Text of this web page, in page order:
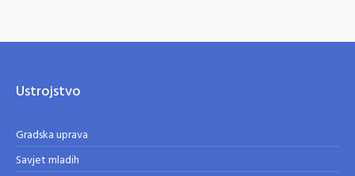
Ustrojstvo
Gradska uprava
Savjet mladih